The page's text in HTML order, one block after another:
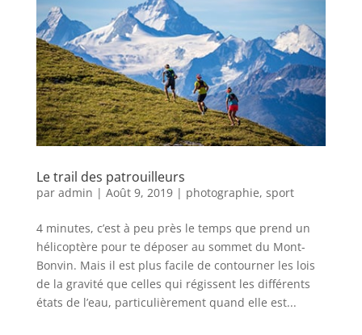
Le trail des patrouilleurs
par admin | Août 9, 2019| photographie, sport
4 minutes, c’est à peu près le temps que prend un
hélicoptère pour te déposer au sommet du Mont-
Bonvin. Mais il est plus facile de contourner les lois
de la gravité que celles qui régissent les différents
états de l’eau, particulièrement quand elle est...